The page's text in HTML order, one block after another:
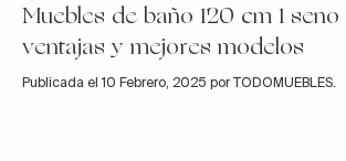
Muebles de baño 120 cm 1
ventajas y mejores modelos
Publicada el 10 Febrero, 2025 por TODOMUEBLES.